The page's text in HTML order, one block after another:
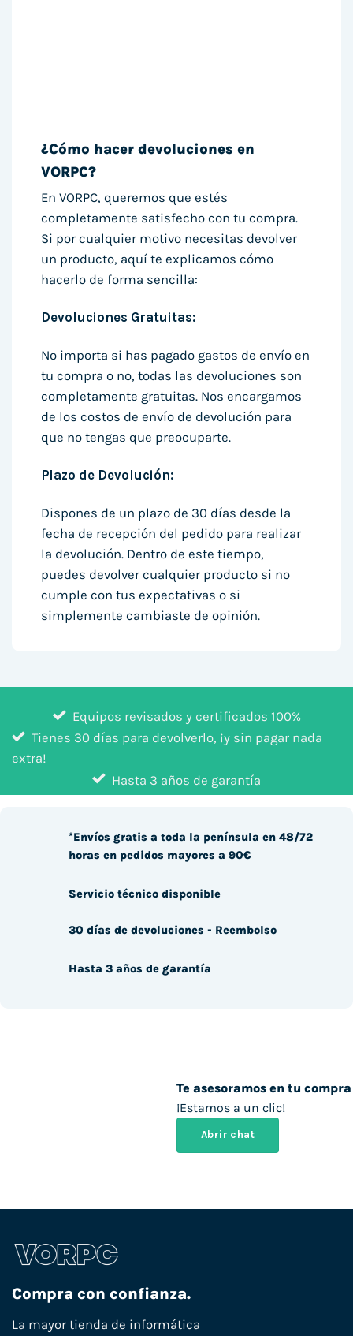
¿Cómo hacer devoluciones en
VORPC?
En VORPC, queremos que estés
completamente satisfecho con tu compra.
Si por cualquier motivo necesitas devolver
un producto, aquí te explicamos cómo
hacerlo de forma sencilla:
Devoluciones Gratuitas:
No importa si has pagado gastos de envío en
tu compra o no, todas las devoluciones son
completamente gratuitas. Nos encargamos
de los costos de envío de devolución para
que no tengas que preocuparte.
Plazo de Devolución:
Dispones de un plazo de 30 días desde la
fecha de recepción del pedido para realizar
la devolución. Dentro de este tiempo,
puedes devolver cualquier producto si no
cumple con tus expectativas o si
simplemente cambiaste de opinión.
Equipos revisados y certificados 100%
Tienes 30 días para devolverlo, ¡y sin pagar nada
extra!
Hasta 3 años de garantía
Te asesoramos en tu compra
¡Estamos a un clic!
Abrir chat
*Envíos gratis a toda la península en 48/72
horas en pedidos mayores a 90€
Servicio técnico disponible
30 días de devoluciones - Reembolso
Hasta 3 años de garantía
Compra con confianza.
La mayor tienda de informática